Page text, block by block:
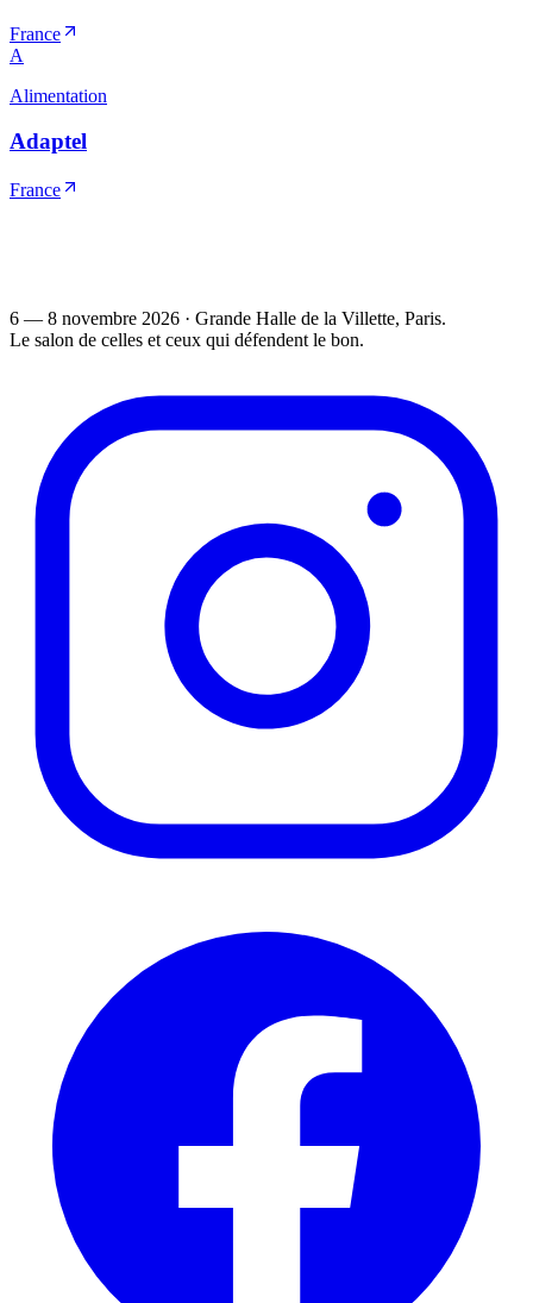
France
A
Alimentation
Adaptel
France
6 — 8 novembre 2026 · Grande Halle de la Villette, Paris.
Le salon de celles et ceux qui défendent le bon.